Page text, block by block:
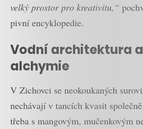
velký prostor pro kreativitu,“
pivní encyklopedie.
Vodní architektura
alchymie
V Zichovci se neokoukaných
nechávají v tancích kvasit
třeba s mangovým, mučenkovým